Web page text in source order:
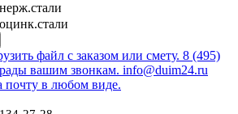
файл с заказом или смету. 8 (495)
вашим звонкам. info@duim24.ru
почту в любом виде.